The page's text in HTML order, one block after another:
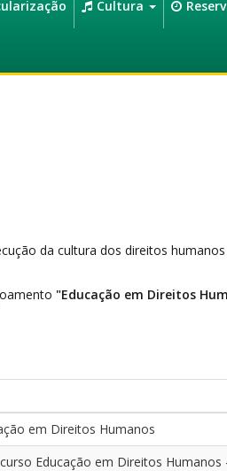
Cultura
da cultura dos direitos
"Educação em Direitos
em Direitos Humanos
Educação em Direitos Humanos